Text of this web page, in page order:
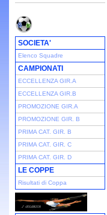
SOCIETA'
Elenco Squadre
CAMPIONATI
ECCELLENZA GIR.A
ECCELLENZA GIR.B
PROMOZIONE GIR.A
PROMOZIONE GIR. B
PRIMA CAT. GIR. B
PRIMA CAT. GIR. C
PRIMA CAT. GIR. D
LE COPPE
Risultati di Coppa